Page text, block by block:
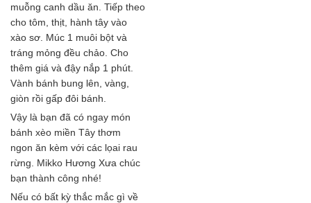
muỗng canh dầu ăn. Tiếp theo
cho tôm, thịt, hành tây vào
xào sơ. Múc 1 muôi bột và
tráng mỏng đều chảo. Cho
thêm giá và đậy nắp 1 phút.
Vành bánh bung lên, vàng,
giòn rồi gấp đôi bánh.
Vậy là bạn đã có ngay món
bánh xèo miền Tây thơm
ngon ăn kèm với các lọai rau
rừng. Mikko Hương Xưa chúc
bạn thành công nhé!
Nếu có bất kỳ thắc mắc gì về